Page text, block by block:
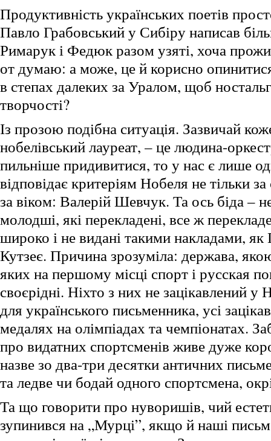
Продуктивність українських поетів
Павло Грабовський у Сибіру написав
Римарук і Федюк разом узяті, хоча
от думаю: а може, це й корисно
в степах далеких за Уралом, щоб
творчості?
Із прозою подібна ситуація. Зазвичай
нобелівський лауреат, – це людина-
пильніше придивитися, то у нас є лише
відповідає критеріям Нобеля не тільки
за віком: Валерій Шевчук. Та ось біда –
молодші, які перекладені, все ж
широко і не видані такими накладами,
Кутзеє. Причина зрозуміла: держава,
яких на першому місці спорт і русская
своєрідні. Ніхто з них не зацікавлений у
для українського письменника, усі
медалях на олімпіадах та чемпіонатах.
про видатних спортсменів живе дуже
назве зо два-три десятки античних
та ледве чи бодай одного спортсмена,
Та що говорити про нуворишів, чий
зупинився на „Мурці”, якщо й наші